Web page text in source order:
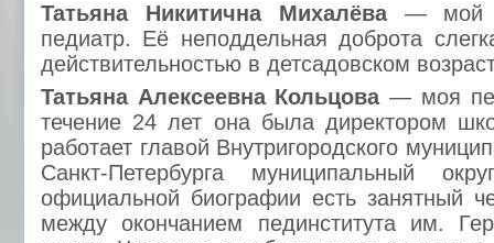
Татьяна Никитична Михалёва— мой
педиатр. Её неподдельная доброта
действительностью в детсадовском
Татьяна Алексеевна Кольцова— моя
течение 24 лет она была директором
работает главой Внутригородского
Санкт-Петербурга муниципальный
официальной биографии есть занятный
между окончанием пединститута им.